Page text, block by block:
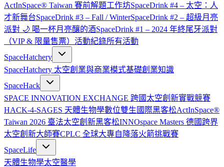
ActInSpace® Taiwan 賽前解題工作坊SpaceDrink #4 – 太空：人
才新舞台SpaceDrink #3 – Fall / WinterSpaceDrink #2 – 超級月亮
派對 🌙 喝一杯月亮釀的酒SpaceDrink #1 – 2024 年終尾牙派對
（VIP & 限量售票） 活動紀錄所有活動
SpaceHatchery
SpaceHatchery 太空創業與商業模式基礎創業知識
SpaceHack
SPACE INNOVATION EXCHANGE 跨國太空創新實戰競賽
HACK-4-SAGES 天體生物學數位雙生國際黑客松ActInSpace®
Taiwan 2026 臺法太空創新黑客松INNOspace Masters 德國跨界
太空創新大師賽CPLC 全球大專自降落火箭挑戰賽
SpaceLife
天體生物學太空醫學